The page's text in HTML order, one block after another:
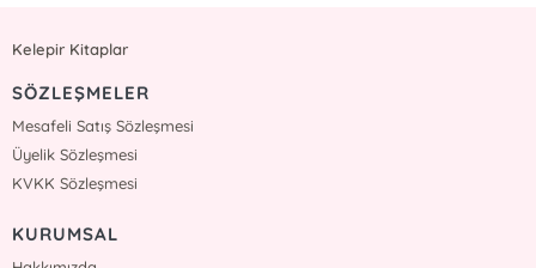
Kelepir Kitaplar
SÖZLEŞMELER
Mesafeli Satış Sözleşmesi
Üyelik Sözleşmesi
KVKK Sözleşmesi
KURUMSAL